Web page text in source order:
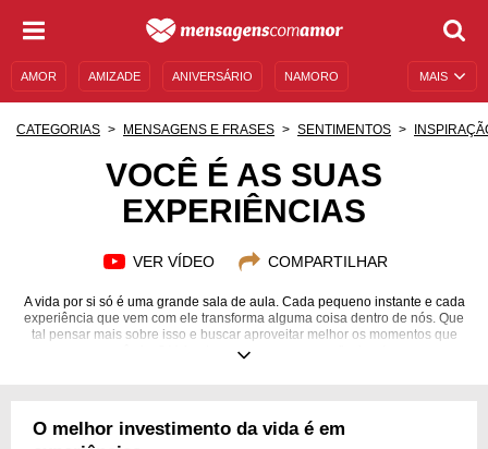
MAIS
AMOR AMIZADE ANIVERSÁRIO NAMORO
AUTOAJUDA
MENSAGENS E FRASES MENSAGENS DE ANIVERSÁRIO
CATEGORIAS MENSAGENS E FRASES SENTIMENTOS
VOCÊ É AS SUAS
EXPERIÊNCIAS
VER VÍDEO COMPARTILHAR
A vida por si só é uma grande sala de aula. Cada pequeno instante e cada
experiência que vem com ele transforma alguma coisa dentro de nós. Que
tal pensar mais sobre isso e buscar aproveitar melhor os momentos que
você vive? Veja algumas mensagens reflexivas!
O melhor investimento da vida é em